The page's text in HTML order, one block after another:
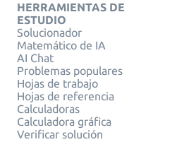
HERRAMIENTAS DE
ESTUDIO
Solucionador
Matemático de IA
AI Chat
Problemas populares
Hojas de trabajo
Hojas de referencia
Calculadoras
Calculadora gráfica
Verificar solución